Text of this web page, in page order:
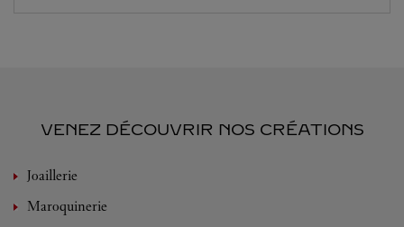
VENEZ DÉCOUVRIR NOS CRÉATIONS
Joaillerie
Maroquinerie